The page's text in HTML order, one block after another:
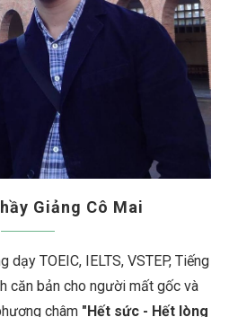
Giảng Cô Mai
dạy TOEIC, IELTS, VSTEP, Tiếng
căn bản cho người mất gốc và
châm "Hết sức - Hết lòng